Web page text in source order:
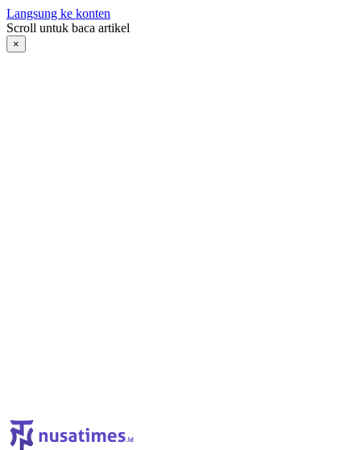
Langsung ke konten
Scroll untuk baca artikel
×